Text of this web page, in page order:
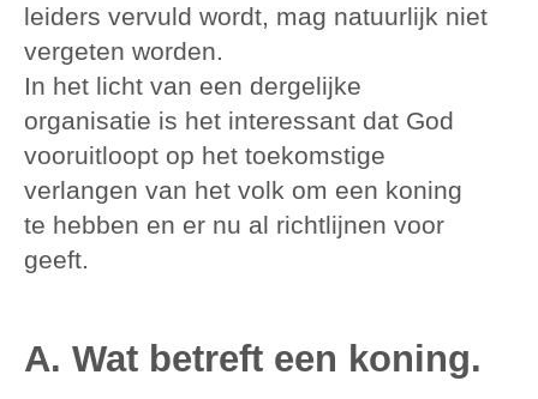
leiders vervuld wordt, mag natuurlijk niet
vergeten worden.
In het licht van een dergelijke
organisatie is het interessant dat God
vooruitloopt op het toekomstige
verlangen van het volk om een koning
te hebben en er nu al richtlijnen voor
geeft.
A. Wat betreft een koning.